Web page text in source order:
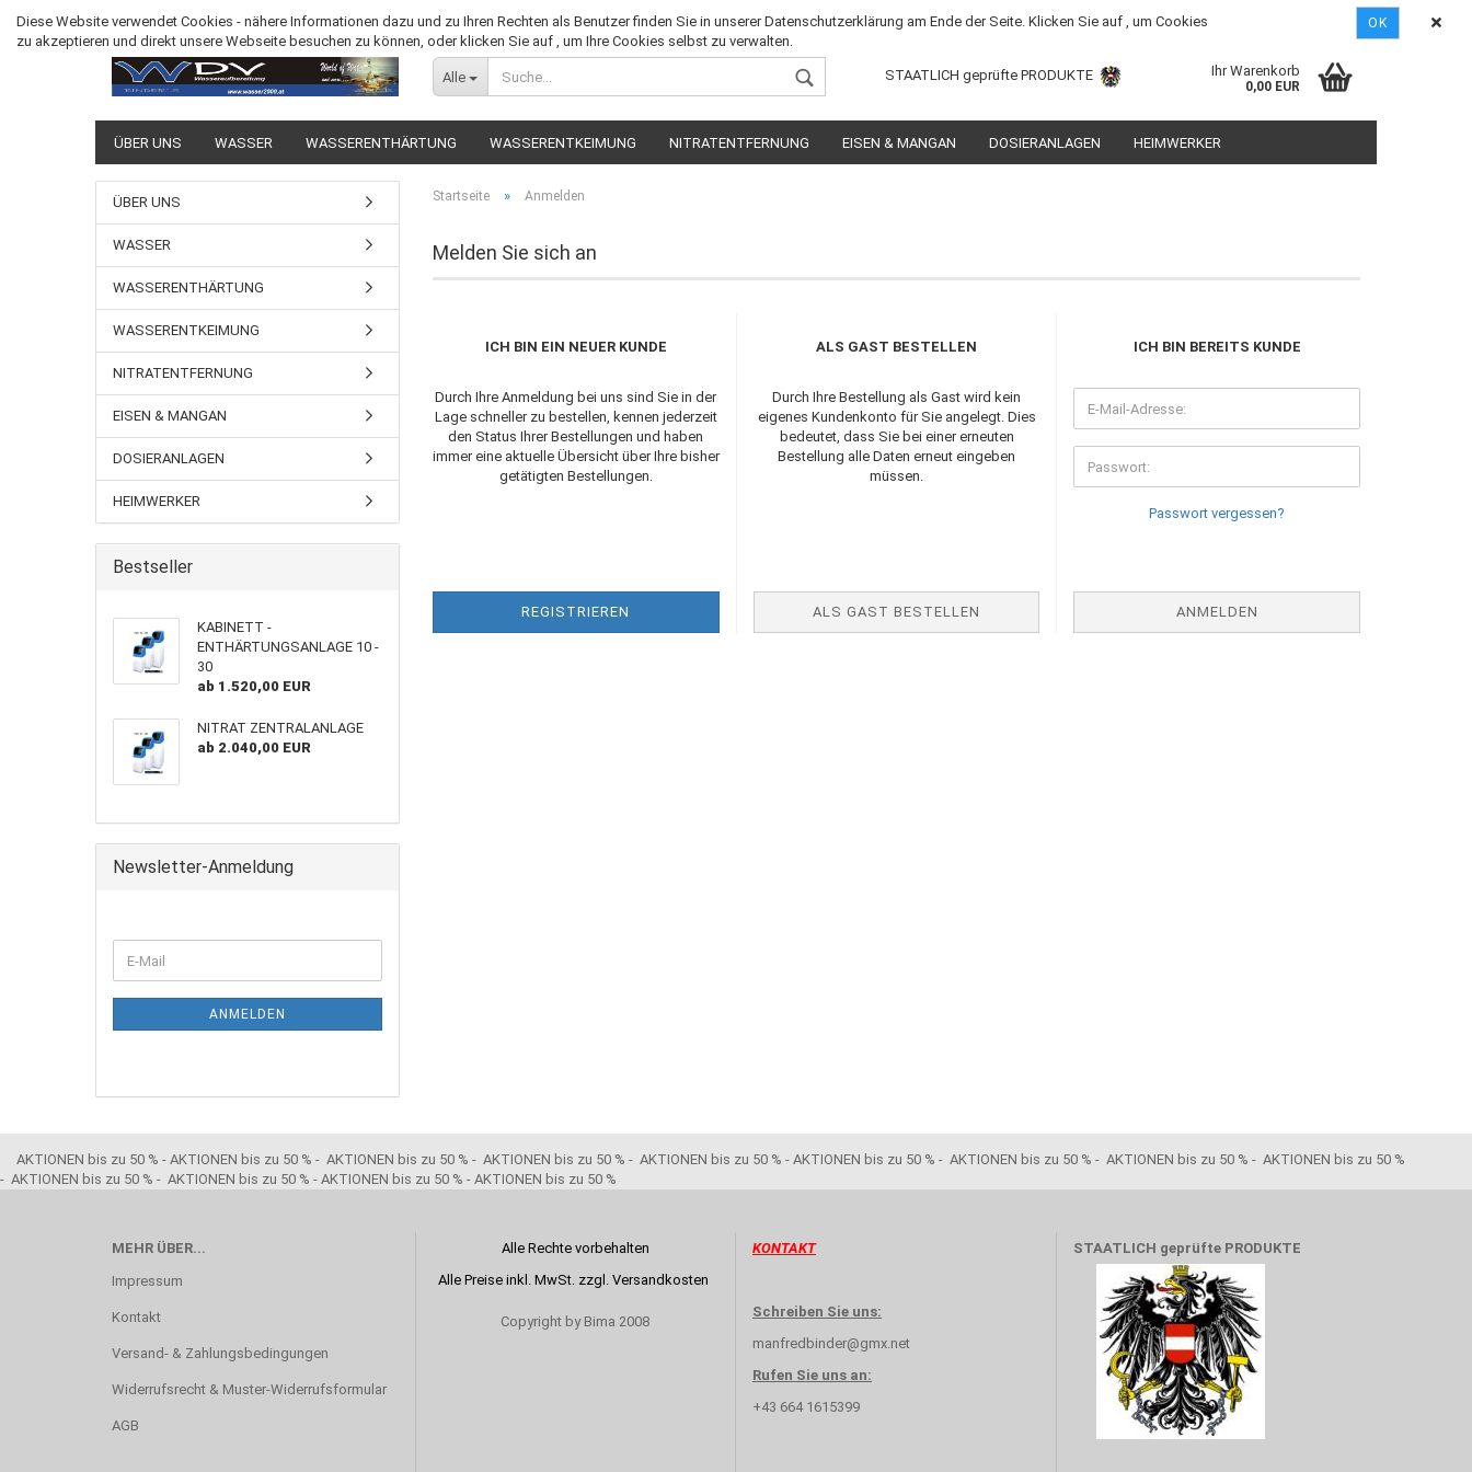
DE
Lieferland
Kundenlogin
Passwort vergessen?
Alle STAATLICH geprüfte PRODUKTE Ihr Warenkorb
0,00 EUR
Diese Website verwendet Cookies - nähere Informationen dazu und zu Ihren Rechten als Benutzer finden Sie in unserer Datenschutzerklärung am Ende der Seite. Klicken Sie auf , um Cookies
zu akzeptieren und direkt unsere Webseite besuchen zu können, oder klicken Sie auf , um Ihre Cookies selbst zu verwalten.
OK
ÜBER UNS WASSER WASSERENTHÄRTUNG WASSERENTKEIMUNG NITRATENTFERNUNG EISEN & MANGAN DOSIERANLAGEN HEIMWERKER
Startseite » Anmelden
Melden Sie sich an
ICH BIN EIN NEUER KUNDE
Durch Ihre Anmeldung bei uns sind Sie in der
Lage schneller zu bestellen, kennen jederzeit
den Status Ihrer Bestellungen und haben
immer eine aktuelle Übersicht über Ihre bisher
getätigten Bestellungen.
REGISTRIEREN
ALS GAST BESTELLEN
Durch Ihre Bestellung als Gast wird kein
eigenes Kundenkonto für Sie angelegt. Dies
bedeutet, dass Sie bei einer erneuten
Bestellung alle Daten erneut eingeben
müssen.
ALS GAST BESTELLEN
ICH BIN BEREITS KUNDE
Passwort vergessen?
ÜBER UNS
WASSER
WASSERENTHÄRTUNG
WASSERENTKEIMUNG
NITRATENTFERNUNG
EISEN & MANGAN
DOSIERANLAGEN
HEIMWERKER
Bestseller
KABINETT -
ENTHÄRTUNGSANLAGE 10 -
30
ab 1.520,00 EUR
NITRAT ZENTRALANLAGE
ab 2.040,00 EUR
Newsletter-Anmeldung
ANMELDEN
AKTIONEN bis zu 50 % - AKTIONEN bis zu 50 % - AKTIONEN bis zu 50 % - AKTIONEN bis zu 50 % - AKTIONEN bis zu 50 % - AKTIONEN bis zu 50 % - AKTIONEN bis zu 50 % - AKTIONEN bis zu 50 % - AKTIONEN bis zu 50 %
- AKTIONEN bis zu 50 % - AKTIONEN bis zu 50 % - AKTIONEN bis zu 50 % - AKTIONEN bis zu 50 %
MEHR ÜBER...
Impressum
Kontakt
Versand- & Zahlungsbedingungen
Widerrufsrecht & Muster-Widerrufsformular
AGB
Alle Rechte vorbehalten
Alle Preise inkl. MwSt. zzgl. Versandkosten
Copyright by Bima 2008
KONTAKT
Schreiben Sie uns:
manfredbinder@gmx.net
Rufen Sie uns an:
+43 664 1615399
STAATLICH geprüfte PRODUKTE